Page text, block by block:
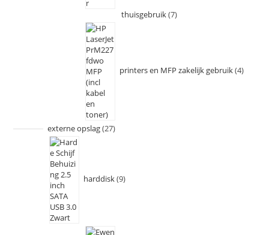
thuisgebruik 7
printers en MFP zakelijk gebruik 4
externe opslag 27
harddisk 9